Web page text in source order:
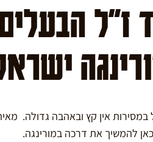
ז"ל
במסירות אין קץ ובאהבה גדולה.